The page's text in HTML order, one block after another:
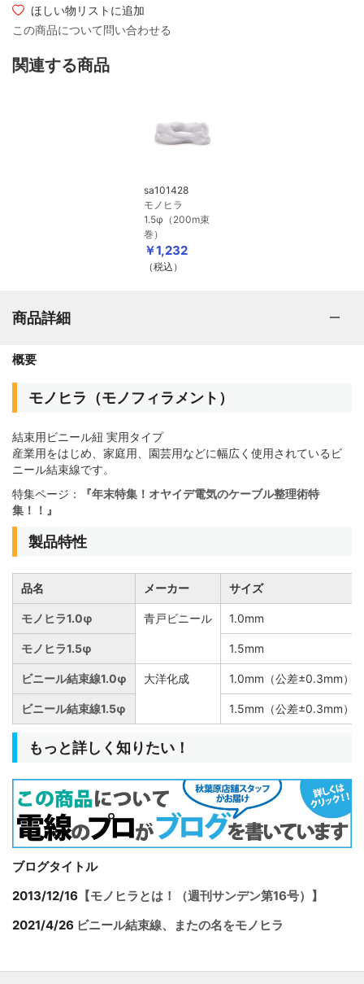
ほしい物リストに追加
この商品について問い合わせる
関連する商品
sa101428
モノヒラ
1.5φ（200m束
巻）
￥1,232
（税込）
商品詳細
概要
モノヒラ（モノフィラメント）
結束用ビニール紐 実用タイプ
産業用をはじめ、家庭用、園芸用などに幅広く使用されているビ
ニール結束線です。
特集ページ：
『年末特集！オヤイデ電気のケーブル整理術特
集！！』
製品特性
品名 メーカー サイズ
モノヒラ1.0φ 青戸ビニール 1.0mm
モノヒラ1.5φ 1.5mm
ビニール結束線1.0φ 大洋化成 1.0mm（公差±0.3mm）
ビニール結束線1.5φ 1.5mm（公差±0.3mm）
もっと詳しく知りたい！
ブログタイトル
2013/12/16 【モノヒラとは！（週刊サンデン第16号）】
2021/4/26 ビニール結束線、またの名をモノヒラ